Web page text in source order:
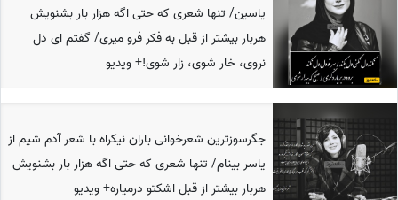
یاسین/ تنها شعری که حتی اگه هزار بار بشنویش
هربار بیشتر از قبل به فکر فرو میری/ گفتم ای دل
نروی، خار شوی، زار شوی!+ ویدیو
جگرسوزترین شعرخوانی باران نیکراه با شعر آدم شیم از
یاسر بینام/ تنها شعری که حتی اگه هزار بار بشنویش
هربار بیشتر از قبل اشکتو درمیاره+ ویدیو